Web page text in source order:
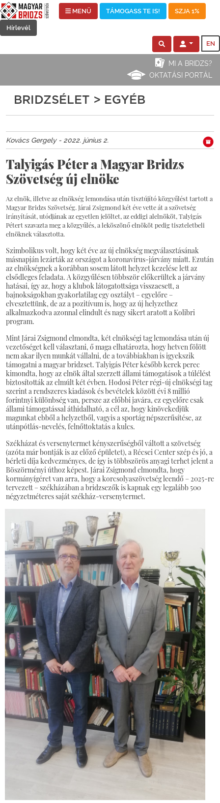
MENÜ TÁMOGASS TE IS! SZJA 1%
Hírlevél
EN
MI A BRIDZS?
OKTATÁSI PORTÁL
BRIDZSÉLET > EGYÉB
Kovács Gergely - 2022. június 2.
Talyigás Péter a Magyar Bridzs
Szövetség új elnöke
Az elnök, illetve az elnökség lemondása után tisztújító közgyűlést tartott a
Magyar Bridzs Szövetség. Járai Zsigmond két éve vette át a szövetség
irányítását, utódjának az egyetlen jelöltet, az eddigi alelnököt, Talyigás
Pétert szavazta meg a közgyűlés, a leköszönő elnököt pedig tiszteletbeli
elnöknek választotta.
Szimbolikus volt, hogy két éve az új elnökség megválasztásának
másnapján lezárták az országot a koronavírus-járvány miatt. Ezután
az elnökségnek a korábban sosem látott helyzet kezelése lett az
elsődleges feladata. A közgyűlésen többször előkerültek a járvány
hatásai, így az, hogy a klubok látogatottsága visszaesett, a
bajnokságokban gyakorlatilag egy osztályt – egyelőre –
elvesztettünk, de az a pozitívum is, hogy az új helyzethez
alkalmazkodva azonnal elindult és nagy sikert aratott a Kolibri
program.
Mint Járai Zsigmond elmondta, két elnökségi tag lemondása után új
vezetőséget kell választani, ő maga elhatározta, hogy hetven fölött
nem akar ilyen munkát vállalni, de a továbbiakban is igyekszik
támogatni a magyar bridzset. Talyigás Péter később kerek perec
kimondta, hogy az elnök által szerzett állami támogatások a túlélést
biztosították az elmúlt két évben. Hodosi Péter régi-új elnökségi tag
szerint a rendszeres kiadások és bevételek között évi 8 millió
forintnyi különbség van, persze az előbbi javára, ez egyelőre csak
állami támogatással áthidalható, a cél az, hogy kinövekedjük
magunkat ebből a helyzetből, vagyis a sportág népszerűsítése, az
utánpótlás-nevelés, felnőttoktatás a kulcs.
Székházat és versenytermet kényszerűségből váltott a szövetség
(azóta már bontják is az előző épületet), a Récsei Center szép és jó, a
bérleti díja kedvezményes, de így is többszörös anyagi terhet jelent a
Böszörményi úthoz képest. Járai Zsigmond elmondta, hogy
kormányígéret van arra, hogy a korcsolyaszövetség leendő – 2025-re
tervezett – székházában a bridzsezők is kapnak egy legalább 500
négyzetméteres saját székház-versenytermet.